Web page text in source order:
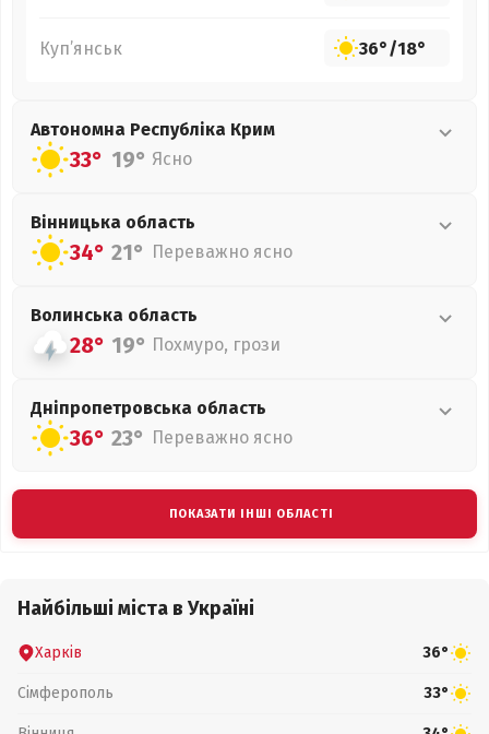
Куп’янськ 36°/18°
Автономна Республіка Крим
33° 19° Ясно
Вінницька область
34° 21° Переважно ясно
Волинська область
28° 19° Похмуро, грози
Дніпропетровська область
36° 23° Переважно ясно
ПОКАЗАТИ ІНШІ ОБЛАСТІ
Найбільші міста в Україні
Харків 36°
Сімферополь 33°